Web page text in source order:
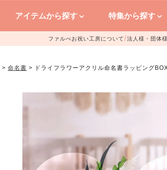
アイテムから探す 特集から探す
ファルべお祝い工房について/法人様・団体
命名書 ドライフラワーアクリル命名書ラッピング